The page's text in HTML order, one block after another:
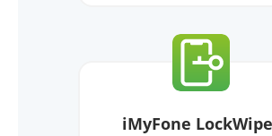
iMyFone